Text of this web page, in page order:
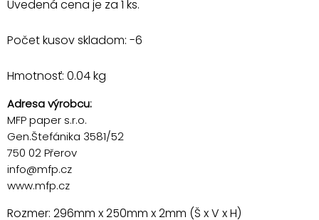
Uvedená cena je za 1 ks.
Počet kusov skladom: -6
Hmotnosť: 0.04 kg
Adresa výrobcu:
MFP paper s.r.o.
Gen.Štefánika 3581/52
750 02 Přerov
info@mfp.cz
www.mfp.cz
Rozmer: 296mm x 250mm x 2mm (Š x V x H)